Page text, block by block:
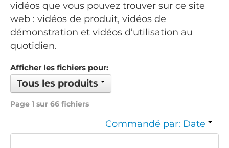
vidéos que vous pouvez trouver sur ce site
web : vidéos de produit, vidéos de
démonstration et vidéos d’utilisation au
quotidien.
Afficher les fichiers pour:
Tous les produits
Page 1 sur 66 fichiers
Commandé par: Date